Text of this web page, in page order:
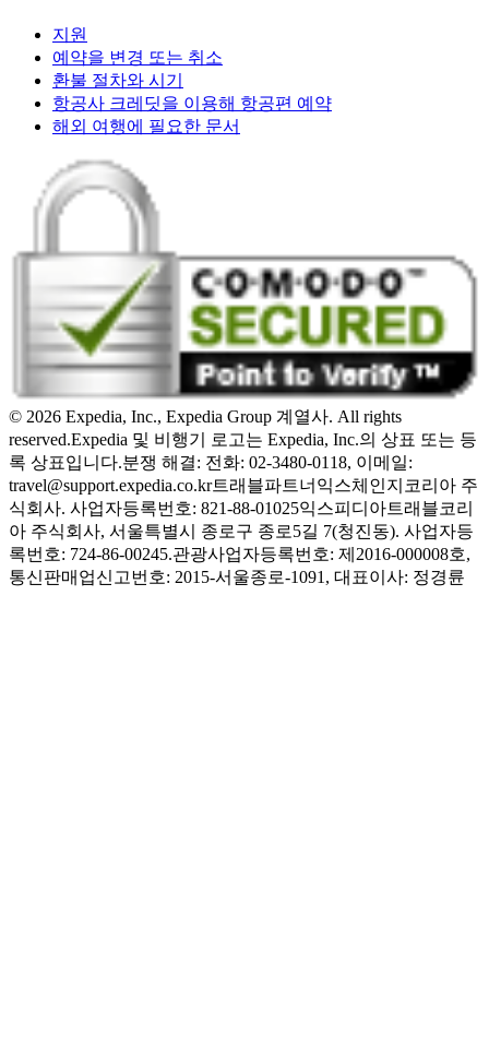
지원
예약을 변경 또는 취소
환불 절차와 시기
항공사 크레딧을 이용해 항공편 예약
해외 여행에 필요한 문서
© 2026 Expedia, Inc., Expedia Group 계열사. All rights
reserved.Expedia 및 비행기 로고는 Expedia, Inc.의 상표 또는 등
록 상표입니다.분쟁 해결: 전화: 02-3480-0118, 이메일:
travel@support.expedia.co.kr트래블파트너익스체인지코리아 주
식회사. 사업자등록번호: 821-88-01025익스피디아트래블코리
아 주식회사, 서울특별시 종로구 종로5길 7(청진동). 사업자등
록번호: 724-86-00245.관광사업자등록번호: 제2016-000008호,
통신판매업신고번호: 2015-서울종로-1091, 대표이사: 정경륜